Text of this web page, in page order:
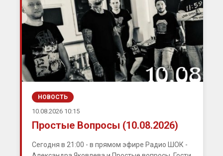
НОВОСТЬ
10.08.2026 10:15
Простые Вопросы (10.08.2026)
Сегодня в 21:00 - в прямом эфире Радио ШОК -